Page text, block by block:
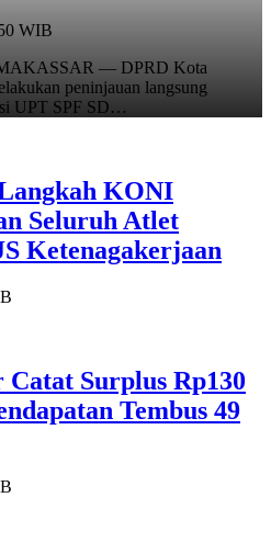
WIB
— DPRD Kota
peninjauan langsung
UPT SPF SD…
KONI
Seluruh Atlet
Ketenagakerjaan
Catat Surplus Rp130
Tembus 49